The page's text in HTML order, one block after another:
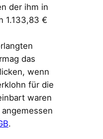
der ihm in
1.133,83 €
das
wenn
für die
waren
.